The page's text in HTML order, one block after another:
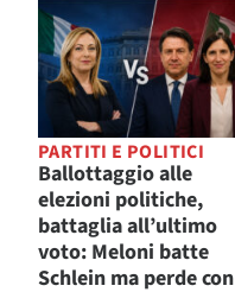
PARTITI E POLITICI
Ballottaggio alle
elezioni politiche,
battaglia all’ultimo
voto: Meloni batte
Schlein ma perde con